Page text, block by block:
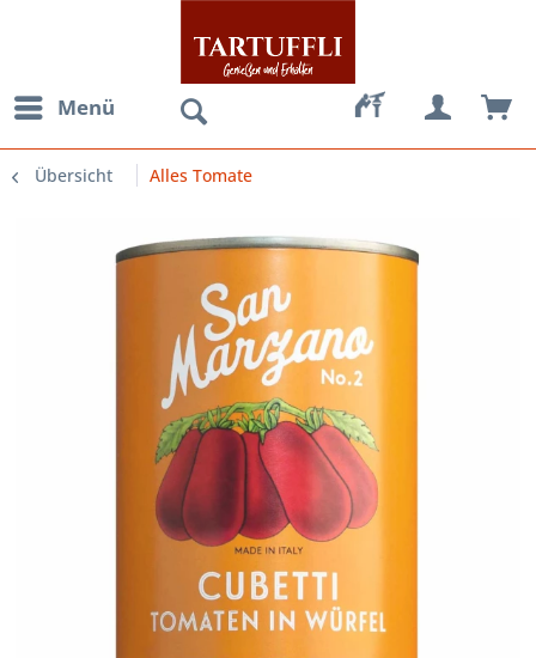
Menü
Übersicht Alles Tomate